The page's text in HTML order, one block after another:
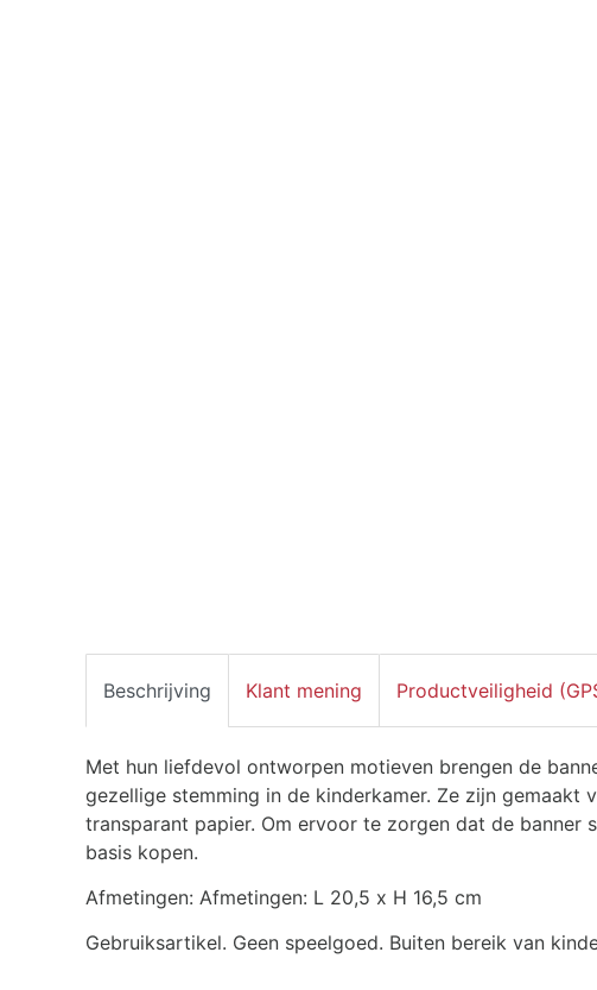
Beschrijving Klant mening Productveiligheid
Met hun liefdevol ontworpen motieven brengen de
gezellige stemming in de kinderkamer. Ze zijn gemaakt
transparant papier. Om ervoor te zorgen dat de banner
basis kopen.
Afmetingen: Afmetingen: L 20,5 x H 16,5 cm
Gebruiksartikel. Geen speelgoed. Buiten bereik van